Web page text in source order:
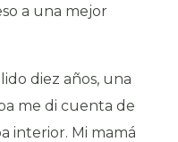
a una mejor
diez años, una
me di cuenta de
interior. Mi mamá